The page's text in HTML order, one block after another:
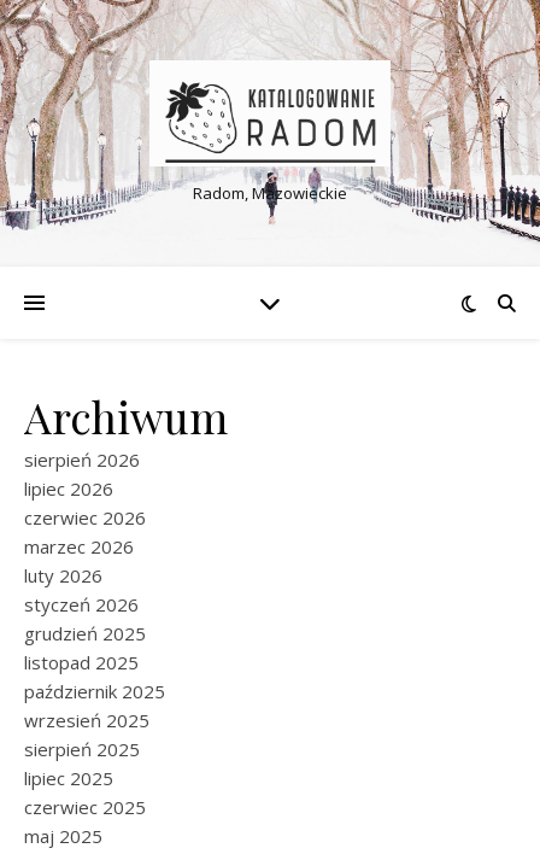
Radom, Mazowieckie
Archiwum
sierpień 2026
lipiec 2026
czerwiec 2026
marzec 2026
luty 2026
styczeń 2026
grudzień 2025
listopad 2025
październik 2025
wrzesień 2025
sierpień 2025
lipiec 2025
czerwiec 2025
maj 2025